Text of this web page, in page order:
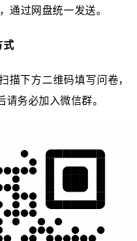
通过网盘统一发送。
式
描下方二维码填写问卷，
务必加入微信群。